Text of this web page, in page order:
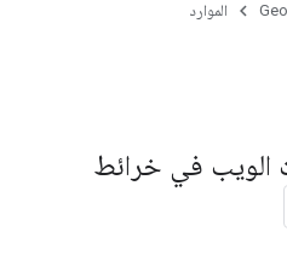
الموارد
الويب في خرائط